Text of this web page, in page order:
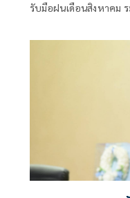
รับมือฝนเดือนสิงหาคม ร